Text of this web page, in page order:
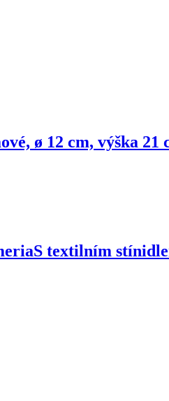
ø 12 cm, výška 21
S textilním